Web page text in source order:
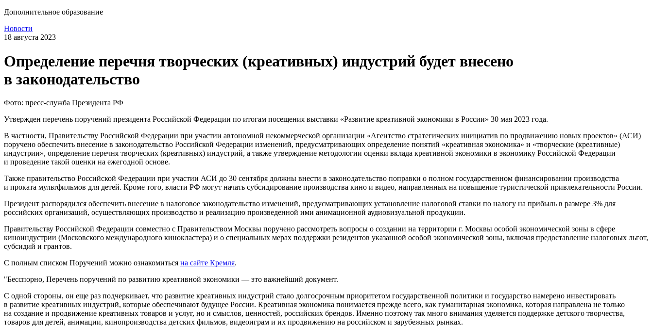
Дополнительное образование
Новости
18 августа 2023
Определение перечня творческих (креативных) индустрий будет внесено
в законодательство
Фото: пресс-служба Президента РФ
Утвержден перечень поручений президента Российской Федерации по итогам посещения выставки «Развитие креативной экономики в России» 30 мая 2023 года.
В частности, Правительству Российской Федерации при участии автономной некоммерческой организации «Агентство стратегических инициатив по продвижению новых проектов» (АСИ)
поручено обеспечить внесение в законодательство Российской Федерации изменений, предусматривающих определение понятий «креативная экономика» и «творческие (креативные)
индустрии», определение перечня творческих (креативных) индустрий, а также утверждение методологии оценки вклада креативной экономики в экономику Российской Федерации
и проведение такой оценки на ежегодной основе.
Также правительство Российской Федерации при участии АСИ до 30 сентября должны внести в законодательство поправки о полном государственном финансировании производства
и проката мультфильмов для детей. Кроме того, власти РФ могут начать субсидирование производства кино и видео, направленных на повышение туристической привлекательности России.
Президент распорядился обеспечить внесение в налоговое законодательство изменений, предусматривающих установление налоговой ставки по налогу на прибыль в размере 3% для
российских организаций, осуществляющих производство и реализацию произведенной ими анимационной аудиовизуальной продукции.
Правительству Российской Федерации совместно с Правительством Москвы поручено рассмотреть вопросы о создании на территории г. Москвы особой экономической зоны в сфере
киноиндустрии (Московского международного кинокластера) и о специальных мерах поддержки резидентов указанной особой экономической зоны, включая предоставление налоговых льгот,
субсидий и грантов.
С полным списком Поручений можно ознакомиться на сайте Кремля.
"Бесспорно, Перечень поручений по развитию креативной экономики — это важнейший документ.
С одной стороны, он еще раз подчеркивает, что развитие креативных индустрий стало долгосрочным приоритетом государственной политики и государство намерено инвестировать
в развитие креативных индустрий, которые обеспечивают будущее России. Креативная экономика понимается прежде всего, как гуманитарная экономика, которая направлена не только
на создание и продвижение креативных товаров и услуг, но и смыслов, ценностей, российских брендов. Именно поэтому так много внимания уделяется поддержке детского творчества,
товаров для детей, анимации, кинопроизводства детских фильмов, видеоиграм и их продвижению на российском и зарубежных рынках.